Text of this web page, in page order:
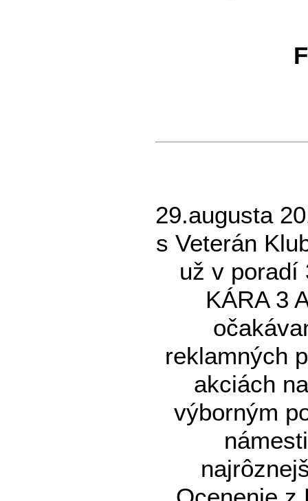
29.augusta
s Veterán
už v poradí
KÁRA 3
reklamných
akciách
výborným